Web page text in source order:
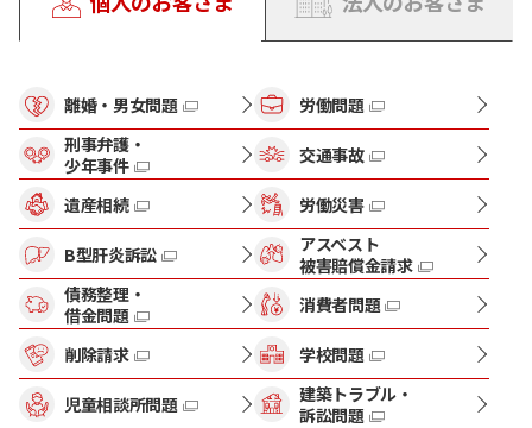
離婚・男女問題
労働問題
刑事弁護・
少年事件
交通事故
遺産相続 労働災害
B型肝炎訴訟
アスベスト
被害賠償金請求
債務整理・
借金問題
消費者問題
削除請求 学校問題
児童相談所問題
建築トラブル・
訴訟問題